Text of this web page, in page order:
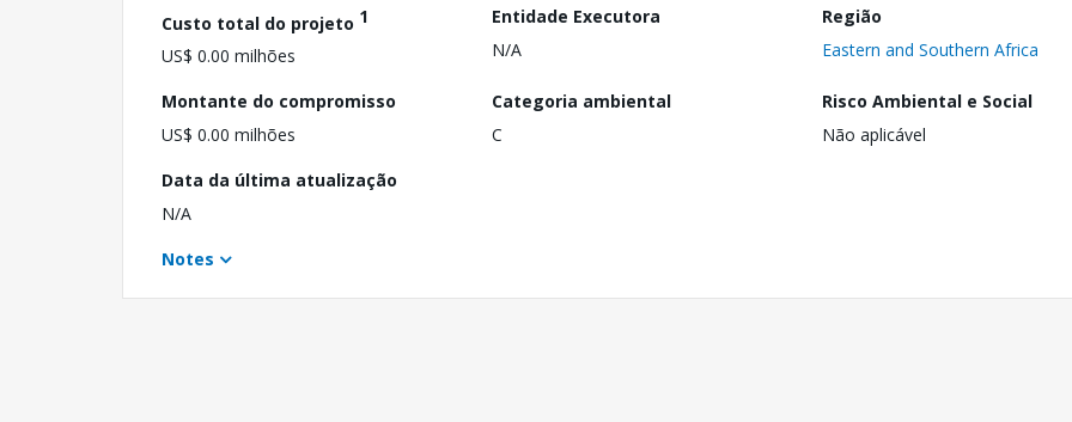
Custo total do projeto 1
US$ 0.00 milhões
Entidade Executora
N/A
Região
Eastern and Southern Africa
Montante do compromisso
US$ 0.00 milhões
Categoria ambiental
C
Risco Ambiental e Social
Não aplicável
Data da última atualização
N/A
Notes